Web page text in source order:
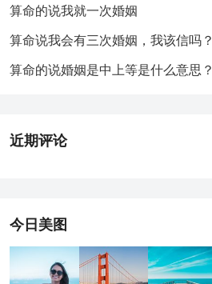
算命的说我就一次婚姻
算命说我会有三次婚姻，我该信吗？
算命的说婚姻是中上等是什么意思？
近期评论
今日美图